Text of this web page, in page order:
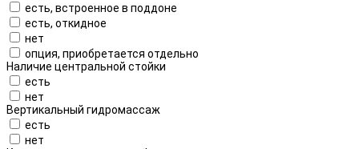
есть, встроенное в поддоне
есть, откидное
нет
опция, приобретается отдельно
Наличие центральной стойки
есть
нет
Вертикальный гидромассаж
есть
нет